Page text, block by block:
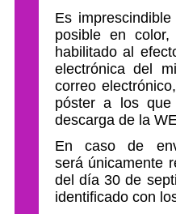
Es
posible en
habilitado al
electrónica del
correo
póster a los
descarga de la
En caso de
será únicamente
del día 30 de
identificado con